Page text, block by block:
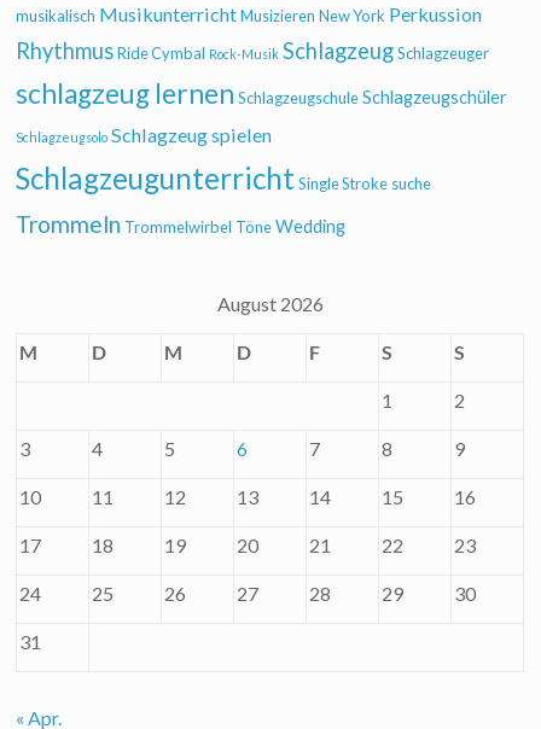
musikalisch Musikunterricht Musizieren New York Perkussion
Rhythmus Ride Cymbal Rock-Musik Schlagzeug Schlagzeuger
schlagzeug lernen Schlagzeugschule Schlagzeugschüler
Schlagzeugsolo Schlagzeug spielen
Schlagzeugunterricht Single Stroke suche
Trommeln Trommelwirbel Töne Wedding
August 2026
M D M D F S S
1 2
3 4 5 6 7 8 9
10 11 12 13 14 15 16
17 18 19 20 21 22 23
24 25 26 27 28 29 30
31
« Apr.